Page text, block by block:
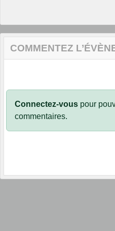
COMMENTEZ
Connectez-vous pour
commentaires.